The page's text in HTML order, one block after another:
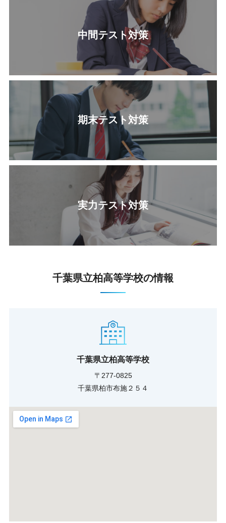
中間テスト対策
期末テスト対策
実力テスト対策
千葉県立柏高等学校の情報
千葉県立柏高等学校
〒277-0825
千葉県柏市布施２５４